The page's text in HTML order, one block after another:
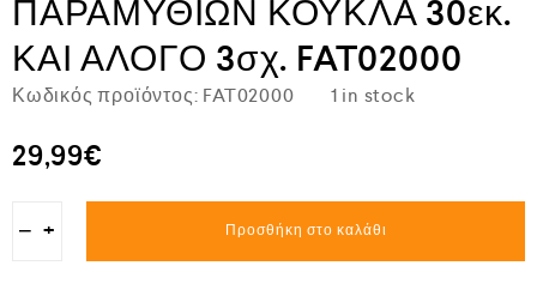
ΠΑΡΑΜΥΘΙΩΝ ΚΟΥΚΛΑ 30εκ.
ΚΑΙ ΑΛΟΓΟ 3σχ. FAT02000
Κωδικός προϊόντος: FAT02000 1 in stock
29,99€
− + Προσθήκη στο καλάθι